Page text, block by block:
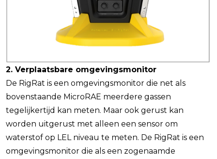
2. Verplaatsbare omgevingsmonitor
De RigRat is een omgevingsmonitor die net als
bovenstaande MicroRAE meerdere gassen
tegelijkertijd kan meten. Maar ook gerust kan
worden uitgerust met alleen een sensor om
waterstof op LEL niveau te meten. De RigRat is een
omgevingsmonitor die als een zogenaamde